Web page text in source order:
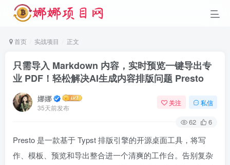
首页 实战项目 正文
只需导入 Markdown 内容，实时预览一键导出专
业 PDF！轻松解决AI生成内容排版问题 Presto
娜娜
35天前发布
关注 私信
62 6
Presto 是一款基于 Typst 排版引擎的开源桌面工具，将写
作、模板、预览和导出整合进一个清爽的工作台。告别复杂